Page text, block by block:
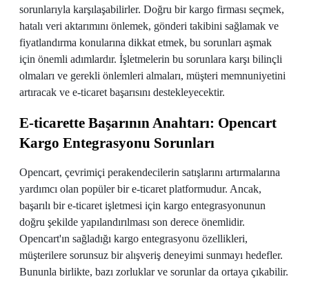
sorunlarıyla karşılaşabilirler. Doğru bir kargo firması seçmek,
hatalı veri aktarımını önlemek, gönderi takibini sağlamak ve
fiyatlandırma konularına dikkat etmek, bu sorunları aşmak
için önemli adımlardır. İşletmelerin bu sorunlara karşı bilinçli
olmaları ve gerekli önlemleri almaları, müşteri memnuniyetini
artıracak ve e-ticaret başarısını destekleyecektir.
E-ticarette Başarının Anahtarı: Opencart
Kargo Entegrasyonu Sorunları
Opencart, çevrimiçi perakendecilerin satışlarını artırmalarına
yardımcı olan popüler bir e-ticaret platformudur. Ancak,
başarılı bir e-ticaret işletmesi için kargo entegrasyonunun
doğru şekilde yapılandırılması son derece önemlidir.
Opencart'ın sağladığı kargo entegrasyonu özellikleri,
müşterilere sorunsuz bir alışveriş deneyimi sunmayı hedefler.
Bununla birlikte, bazı zorluklar ve sorunlar da ortaya çıkabilir.